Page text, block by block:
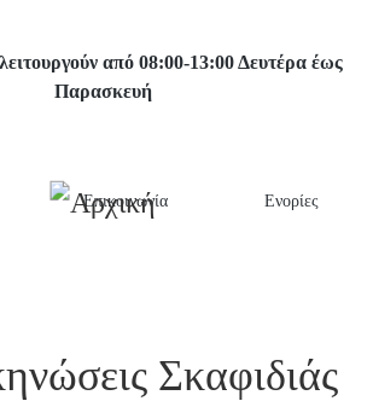
από 08:00-13:00 Δευτέρα έως
Παρασκευή
Επικοινωνία Ενορίες
Σκαφιδιάς